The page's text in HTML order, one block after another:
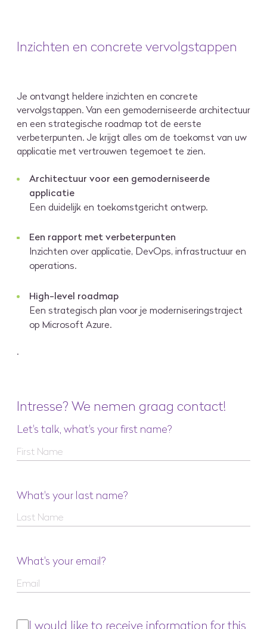
Inzichten en concrete vervolgstappen
Je ontvangt heldere inzichten en concrete
vervolgstappen. Van een gemoderniseerde architectuur
en een strategische roadmap tot de eerste
verbeterpunten. Je krijgt alles om de toekomst van uw
applicatie met vertrouwen tegemoet te zien.
Architectuur voor een gemoderniseerde
applicatie
Een duidelijk en toekomstgericht ontwerp.
Een rapport met verbeterpunten
Inzichten over applicatie, DevOps, infrastructuur en
operations.
High-level roadmap
Een strategisch plan voor je moderniseringstraject
op Microsoft Azure.
.
Intresse? We nemen graag contact!
Let's talk, what's your first name?
What's your last name?
What's your email?
I would like to receive information for this